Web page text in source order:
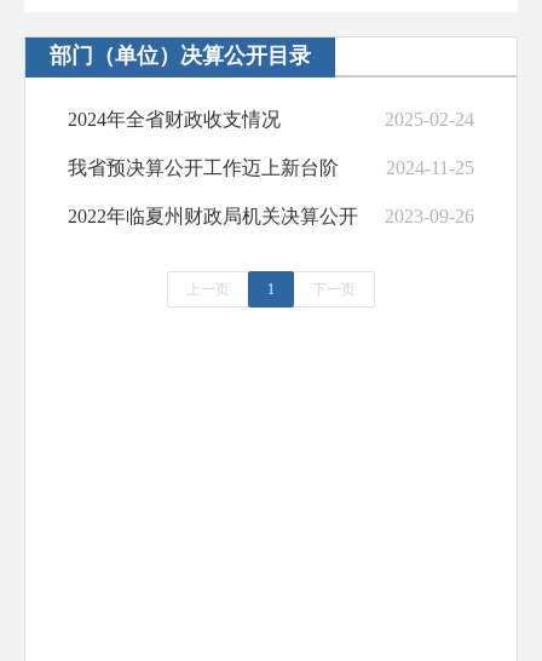
部门（单位）决算公开目录
2024年全省财政收支情况 2025-02-24
我省预决算公开工作迈上新台阶 2024-11-25
2022年临夏州财政局机关决算公开 2023-09-26
上一页 1 下一页